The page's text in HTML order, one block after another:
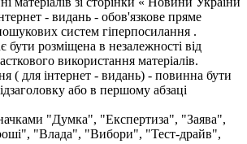
- видань - обов'язкове пряме
систем гіперпосилання .
бути розміщена в незалежності від
використання матеріалів.
( для інтернет - видань) - повинна бути
або в першому абзаці
"Думка", "Експертиза", "Заява",
"Влада", "Вибори", "Тест-драйв",